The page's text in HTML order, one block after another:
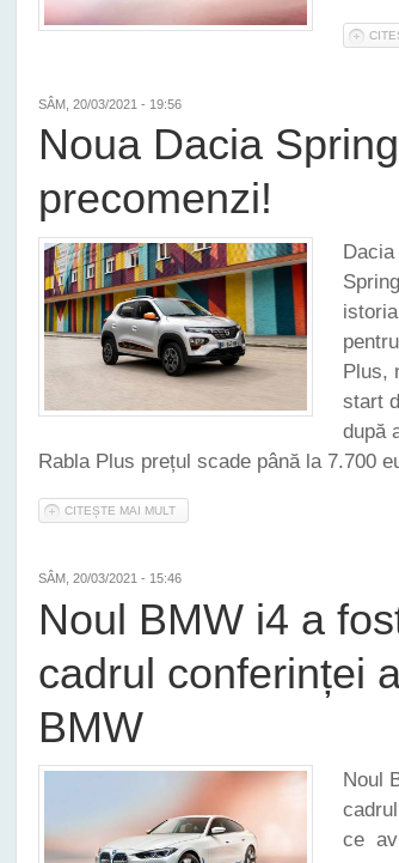
SÂM, 20/03/2021 - 19:56
Noua Dacia
precomenzi!
Plus,
start
după
Rabla Plus prețul scade până la 7.700
CITEȘTE MAI MULT
SÂM, 20/03/2021 - 15:46
Noul BMW i4 a
cadrul conferinței
BMW
Noul
ce